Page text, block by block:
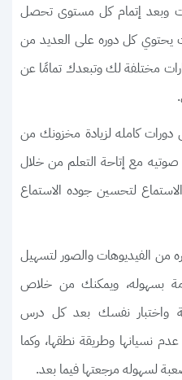
وبعد إتمام كل مستوى تحصل
يحتوي كل دوره على العديد من
مختلفة لك وتبعدك تمامًا عن
كامله لزيادة مخزونك من
مع إتاحة التعلم من خلال
لتحسين جوده الاستماع
الفيديوهات والصور لتسهيل
بسهوله، ويمكنك من خلاص
واختبار نفسك بعد كل درس
نسيانها وطريقة نطقها، وكما
لسهوله مرجعتها فيما بعد.